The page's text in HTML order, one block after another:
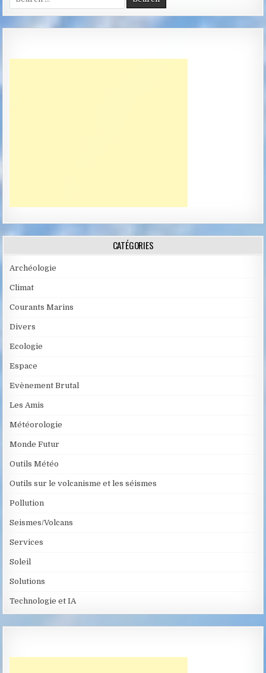
for:
CATÉGORIES
Archéologie
Climat
Courants Marins
Divers
Ecologie
Espace
Evènement Brutal
Les Amis
Météorologie
Monde Futur
Outils Météo
Outils sur le volcanisme et les séismes
Pollution
Seismes/Volcans
Services
Soleil
Solutions
Technologie et IA